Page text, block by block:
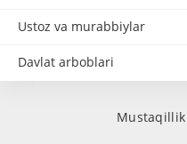
Ustoz va murabbiylar
Davlat arboblari